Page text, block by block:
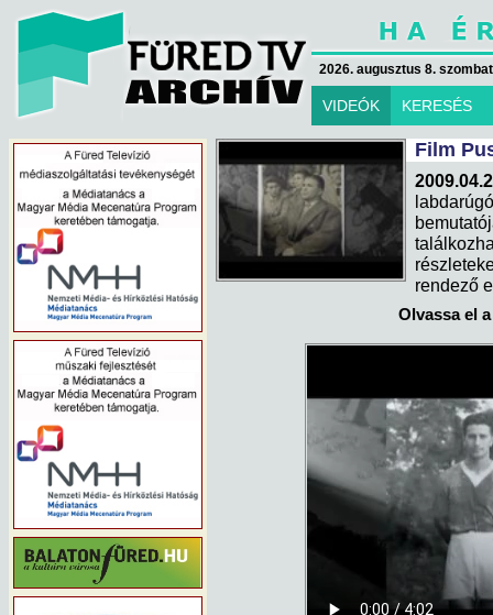
2026. augusztus 8.
VIDEÓK KERESÉS
Film
rendező
Olvassa el